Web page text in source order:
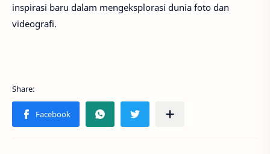
inspirasi baru dalam mengeksplorasi dunia foto dan
videografi.